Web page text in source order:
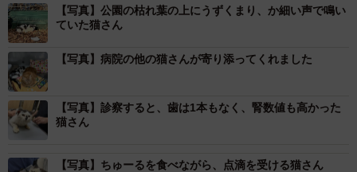
【写真】公園の枯れ葉の上にうずくまり、か細い声で鳴い
ていた猫さん
【写真】病院の他の猫さんが寄り添ってくれました
【写真】診察すると、歯は1本もなく、腎数値も高かった
猫さん
【写真】ちゅーるを食べながら、点滴を受ける猫さん